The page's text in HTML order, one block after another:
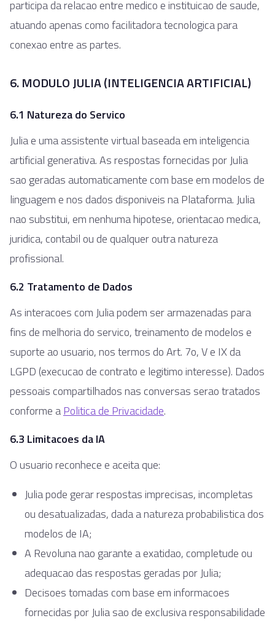
participa da relacao entre medico e instituicao de saude,
atuando apenas como facilitadora tecnologica para
conexao entre as partes.
6. MODULO JULIA (INTELIGENCIA ARTIFICIAL)
6.1 Natureza do Servico
Julia e uma assistente virtual baseada em inteligencia
artificial generativa. As respostas fornecidas por Julia
sao geradas automaticamente com base em modelos de
linguagem e nos dados disponiveis na Plataforma. Julia
nao substitui, em nenhuma hipotese, orientacao medica,
juridica, contabil ou de qualquer outra natureza
profissional.
6.2 Tratamento de Dados
As interacoes com Julia podem ser armazenadas para
fins de melhoria do servico, treinamento de modelos e
suporte ao usuario, nos termos do Art. 7o, V e IX da
LGPD (execucao de contrato e legitimo interesse). Dados
pessoais compartilhados nas conversas serao tratados
conforme aPolitica de Privacidade.
6.3 Limitacoes da IA
O usuario reconhece e aceita que:
Julia pode gerar respostas imprecisas, incompletas
ou desatualizadas, dada a natureza probabilistica dos
modelos de IA;
A Revoluna nao garante a exatidao, completude ou
adequacao das respostas geradas por Julia;
Decisoes tomadas com base em informacoes
fornecidas por Julia sao de exclusiva responsabilidade